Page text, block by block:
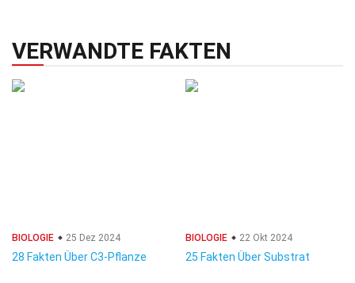
VERWANDTE FAKTEN
BIOLOGIE 25 Dez 2024
28 Fakten Über C3-Pflanze
BIOLOGIE 22 Okt 2024
25 Fakten Über Substrat